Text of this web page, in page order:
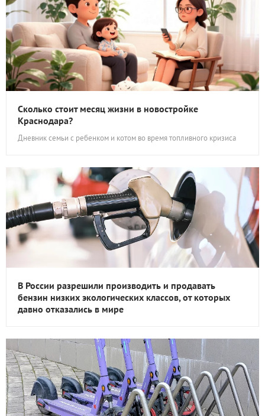
Сколько стоит месяц жизни в новостройке
Краснодара?
Дневник семьи с ребенком и котом во время топливного кризиса
В России разрешили производить и продавать
бензин низких экологических классов, от которых
давно отказались в мире